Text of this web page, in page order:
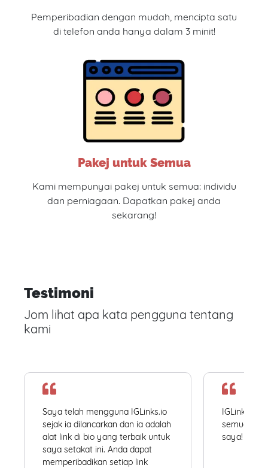
Pemperibadian dengan mudah, mencipta satu
di telefon anda hanya dalam 3 minit!
Pakej untuk Semua
Kami mempunyai pakej untuk semua: individu
dan perniagaan. Dapatkan pakej anda
sekarang!
Testimoni
Jom lihat apa kata pengguna tentang
kami
Saya telah mengguna IGLinks.io
sejak ia dilancarkan dan ia adalah
alat link di bio yang terbaik untuk
saya setakat ini. Anda dapat
memperibadikan setiap link
IGLinks.io
semua
saya!